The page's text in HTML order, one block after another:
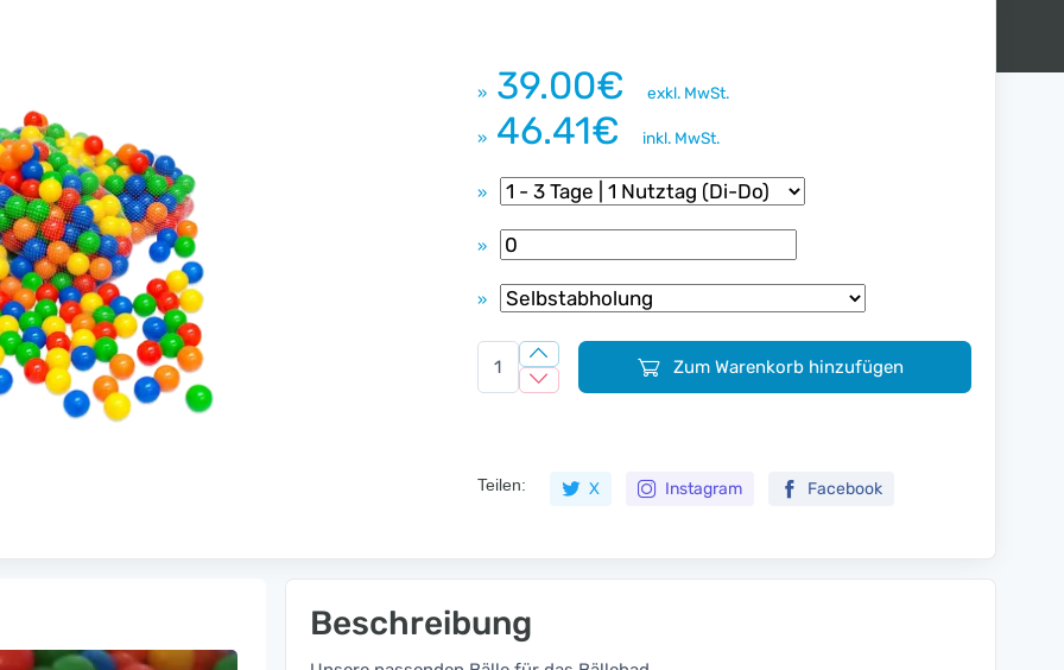
» 39.00€ exkl. MwSt.
» 46.41€ inkl. MwSt.
»
»
»
Zum Warenkorb hinzufügen
Teilen: X Instagram Facebook
Beschreibung